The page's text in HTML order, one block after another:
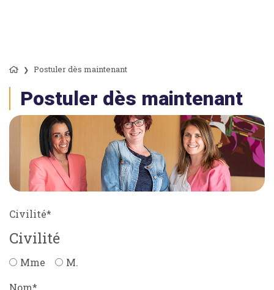
Postuler dès maintenant
Postuler dès maintenant
Civilité*
Civilité
Mme
M.